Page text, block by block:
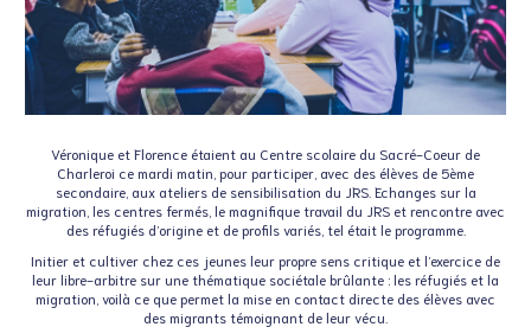
Véronique et Florence étaient au Centre scolaire du Sacré-Coeur de
Charleroi ce mardi matin, pour participer, avec des élèves de 5ème
secondaire, aux ateliers de sensibilisation du JRS. Echanges sur la
migration, les centres fermés, le magnifique travail du JRS et rencontre avec
des réfugiés d’origine et de profils variés, tel était le programme.
Initier et cultiver chez ces jeunes leur propre sens critique et l’exercice de
leur libre-arbitre sur une thématique sociétale brûlante : les réfugiés et la
migration, voilà ce que permet la mise en contact directe des élèves avec
des migrants témoignant de leur vécu.